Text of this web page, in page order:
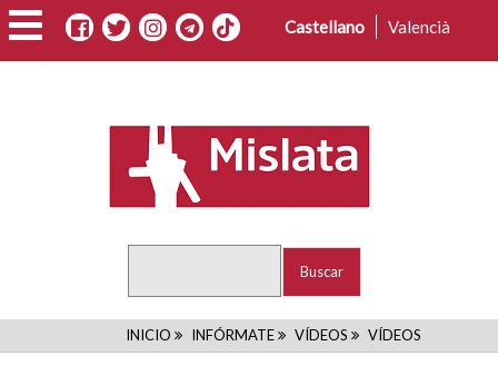
Pasar
al
contenido
Castellano Valencià
RUTA
INICIO INFÓRMATE VÍDEOS VÍDEOS